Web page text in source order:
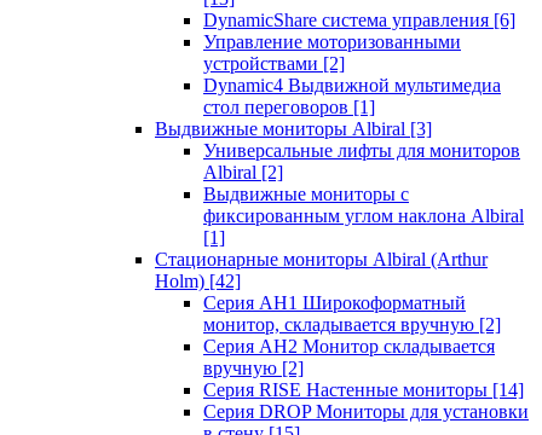
DynamicShare система управления [6]
Управление моторизованными
устройствами [2]
Dynamic4 Выдвижной мультимедиа
стол переговоров [1]
Выдвижные мониторы Albiral [3]
Универсальные лифты для мониторов
Albiral [2]
Выдвижные мониторы с
фиксированным углом наклона Albiral
[1]
Стационарные мониторы Albiral (Arthur
Holm) [42]
Серия AH1 Широкоформатный
монитор, складывается вручную [2]
Серия AH2 Монитор складывается
вручную [2]
Серия RISE Настенные мониторы [14]
Серия DROP Мониторы для установки